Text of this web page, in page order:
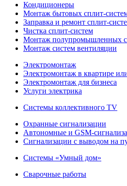
Кондиционеры
Монтаж бытовых сплит-
Заправка и ремонт сплит-
Чистка сплит-систем
Монтаж полупромышленных
Монтаж систем вентиляции
Электромонтаж
Электромонтаж в квартире
Электромонтаж для бизнеса
Услуги электрика
Системы коллективного TV
Охранные сигнализации
Автономные и GSM-
Сигнализации с выводом на
Системы «Умный дом»
Сварочные работы